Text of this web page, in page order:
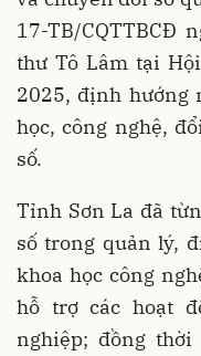
17-TB/CQTTBCĐ
thư Tô Lâm tại
2025, định hướng
học, công nghệ,
số.
Tỉnh Sơn La đã
số trong quản lý,
khoa học công
hỗ trợ các hoạt
nghiệp; đồng